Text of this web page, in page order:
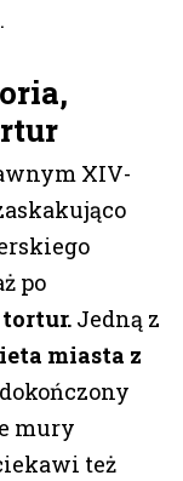
XIV-
po
Jedną z
miasta z
mury
też